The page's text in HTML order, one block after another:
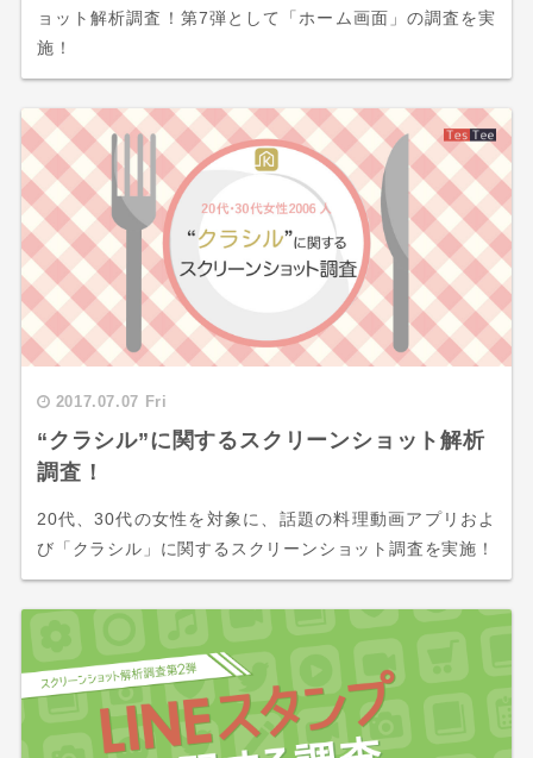
ョット解析調査！第7弾として「ホーム画面」の調査を実
施！
2017.07.07 Fri
“クラシル”に関するスクリーンショット解析
調査！
20代、30代の女性を対象に、話題の料理動画アプリおよ
び「クラシル」に関するスクリーンショット調査を実施！